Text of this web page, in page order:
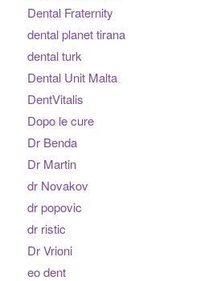
Dental Fraternity
dental planet tirana
dental turk
Dental Unit Malta
DentVitalis
Dopo le cure
Dr Benda
Dr Martin
dr Novakov
dr popovic
dr ristic
Dr Vrioni
eo dent